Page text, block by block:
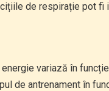
de respirație pot fi
variază în
de antrenament în